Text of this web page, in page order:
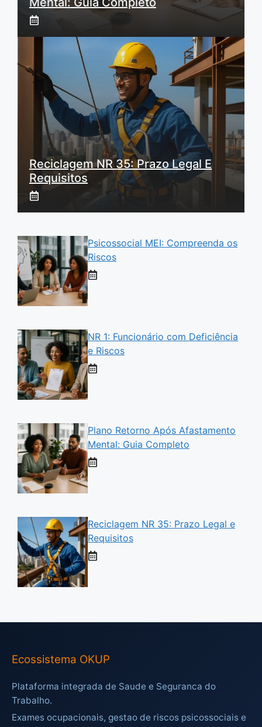
Reciclagem NR 35: Prazo Legal E
Requisitos
Psicossocial MEI: Compreenda os
Riscos
NR 1: Funcionário com Deficiência
e Riscos
Plano Retorno Após Afastamento
Mental: Guia Completo
Reciclagem NR 35: Prazo Legal e
Requisitos
Ecossistema OKUP
Plataforma integrada de Saude e Seguranca do
Trabalho.
Exames ocupacionais, gestao de riscos psicossociais e